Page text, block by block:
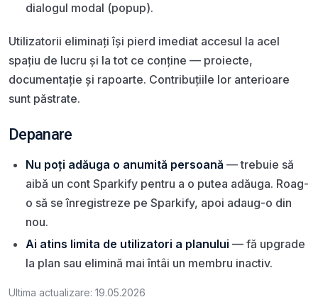
dialogul modal (popup).
Utilizatorii eliminați își pierd imediat accesul la acel
spațiu de lucru și la tot ce conține — proiecte,
documentație și rapoarte. Contribuțiile lor anterioare
sunt păstrate.
Depanare
Nu poți adăuga o anumită persoană — trebuie să
aibă un cont Sparkify pentru a o putea adăuga. Roag-
o să se înregistreze pe Sparkify, apoi adaug-o din
nou.
Ai atins limita de utilizatori a planului — fă upgrade
la plan sau elimină mai întâi un membru inactiv.
Ultima actualizare: 19.05.2026